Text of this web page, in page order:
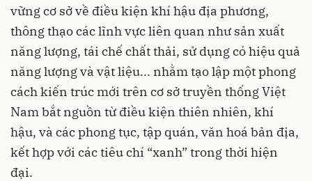
vững cơ sở về điều kiện khí hậu địa phương,
thông thạo các lĩnh vực liên quan như sản xuất
năng lượng, tái chế chất thải, sử dụng có hiệu quả
năng lượng và vật liệu... nhằm tạo lập một phong
cách kiến trúc mới trên cơ sở truyền thống Việt
Nam bắt nguồn từ điều kiện thiên nhiên, khí
hậu, và các phong tục, tập quán, văn hoá bản địa,
kết hợp với các tiêu chí “xanh” trong thời hiện
đại.